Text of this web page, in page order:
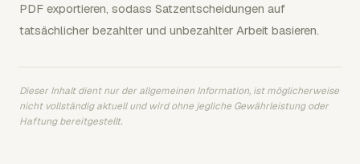
PDF exportieren, sodass Satzentscheidungen auf
tatsächlicher bezahlter und unbezahlter Arbeit basieren.
Dieser Inhalt dient nur der allgemeinen Information, ist möglicherweise
nicht vollständig aktuell und wird ohne jegliche Gewährleistung oder
Haftung bereitgestellt.